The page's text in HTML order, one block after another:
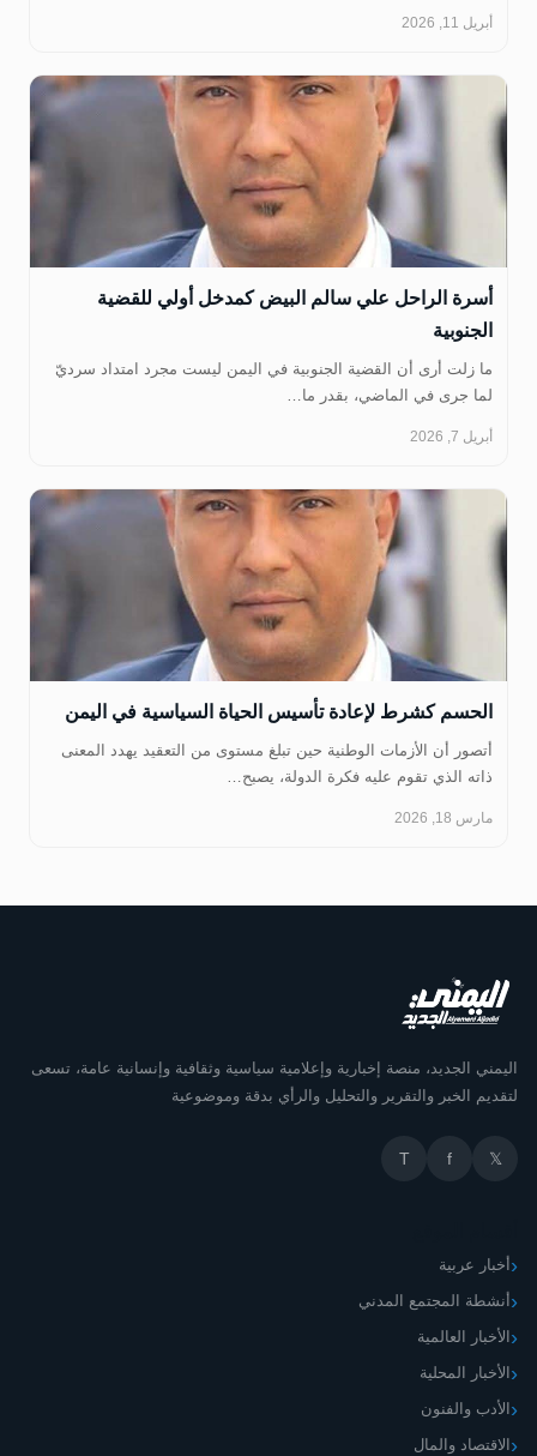
أبريل 11, 2026
‏أسرة الراحل علي سالم البيض كمدخل أولي للقضية
الجنوبية
ما زلت أرى أن القضية الجنوبية في اليمن ليست مجرد امتداد سرديّ
لما جرى في الماضي، بقدر ما…
أبريل 7, 2026
الحسم كشرط لإعادة تأسيس الحياة السياسية في اليمن
أتصور أن الأزمات الوطنية حين تبلغ مستوى من التعقيد يهدد المعنى
ذاته الذي تقوم عليه فكرة الدولة، يصبح…
مارس 18, 2026
اليمني الجديد، منصة إخبارية وإعلامية سياسية وثقافية وإنسانية عامة، تسعى
لتقديم الخبر والتقرير والتحليل والرأي بدقة وموضوعية
𝕏
f
T
أخبار عربية
أنشطة المجتمع المدني
الأخبار العالمية
الأخبار المحلية
الأدب والفنون
الاقتصاد والمال